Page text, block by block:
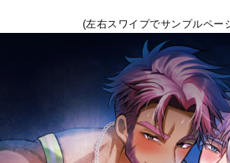
(左右スワイプでサンプルペー